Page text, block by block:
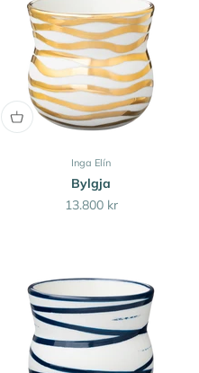
Inga Elín
Bylgja
Sale price
13.800 kr